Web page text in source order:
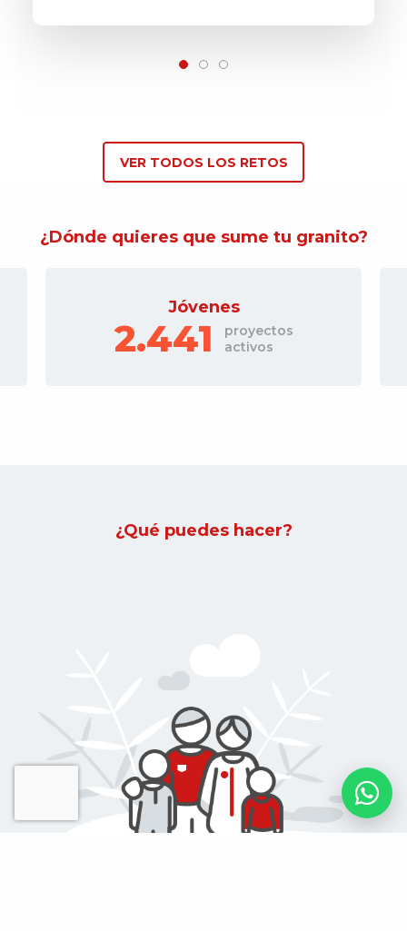
VER TODOS LOS RETOS
¿Dónde quieres que sume tu granito?
Gente mayor
380
proyectos
activos
¿Qué puedes hacer?